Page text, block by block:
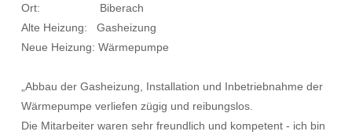
Ort: Biberach
Alte Heizung: Gasheizung
Neue Heizung: Wärmepumpe
„Abbau der Gasheizung, Installation und Inbetriebnahme der
Wärmepumpe verliefen zügig und reibungslos.
Die Mitarbeiter waren sehr freundlich und kompetent - ich bin